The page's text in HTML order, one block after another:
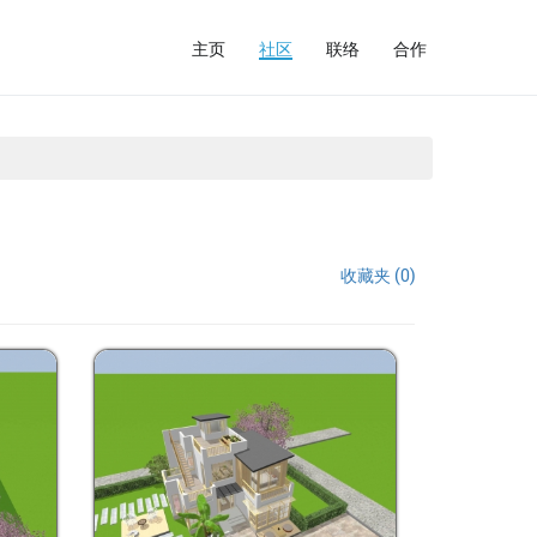
主页 社区 联络 合作
收藏夹 (0)